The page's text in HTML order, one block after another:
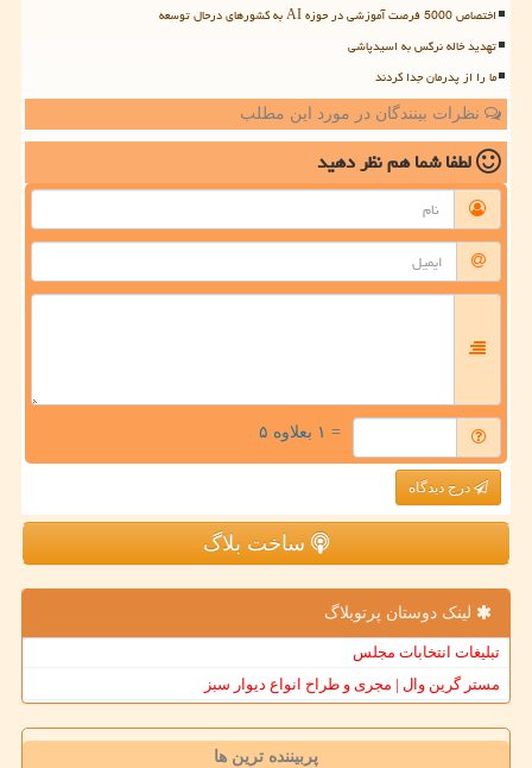
اختصاص 5000 فرصت آموزشی در حوزه AI به کشورهای درحال توسعه
تهدید خاله نرگس به اسیدپاشی
ما را از پدرمان جدا کردند
نظرات بینندگان در مورد این مطلب
لطفا شما همنظر دهید
= ۱ بعلاوه ۵
درج دیدگاه
ساخت بلاگ
لینک دوستان پرتوبلاگ
تبلیغات انتخابات مجلس
مستر گرین وال | مجری و طراح انواع دیوار سبز
پربیننده ترین ها